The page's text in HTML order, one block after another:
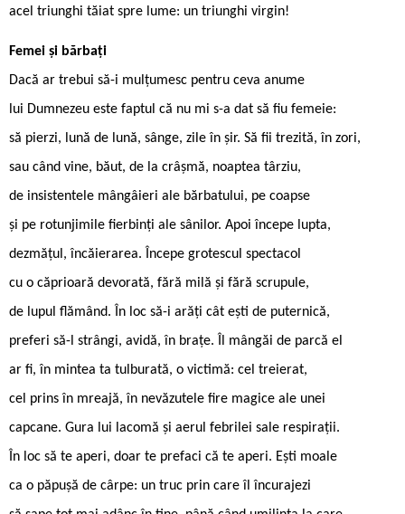
acel triunghi tăiat spre lume: un triunghi virgin!
Femei şi bărbaţi
Dacă ar trebui să-i mulţumesc pentru ceva anume
lui Dumnezeu este faptul că nu mi s-a dat să fiu femeie:
să pierzi, lună de lună, sânge, zile în şir. Să fii trezită, în zori,
sau când vine, băut, de la crâşmă, noaptea târziu,
de insistentele mângâieri ale bărbatului, pe coapse
şi pe rotunjimile fierbinţi ale sânilor. Apoi începe lupta,
dezmăţul, încăierarea. Începe grotescul spectacol
cu o căprioară devorată, fără milă şi fără scrupule,
de lupul flămând. În loc să-i arăţi cât eşti de puternică,
preferi să-l strângi, avidă, în braţe. Îl mângăi de parcă el
ar fi, în mintea ta tulburată, o victimă: cel treierat,
cel prins în mreajă, în nevăzutele fire magice ale unei
capcane. Gura lui lacomă și aerul febrilei sale respiraţii.
În loc să te aperi, doar te prefaci că te aperi. Eşti moale
ca o păpuşă de cârpe: un truc prin care îl încurajezi